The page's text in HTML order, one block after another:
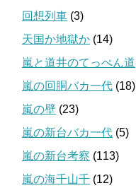
回想列車 (3)
天国か地獄か (14)
嵐と道井のてっぺん道
嵐の回胴バカ一代 (18)
嵐の壁 (23)
嵐の新台バカ一代 (5)
嵐の新台考察 (113)
嵐の海千山千 (12)